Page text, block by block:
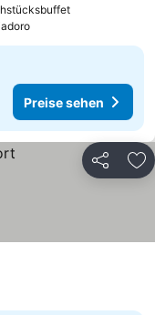
Preise sehen
Teilen